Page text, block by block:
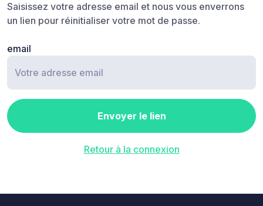
Saisissez votre adresse email et nous vous enverrons
un lien pour réinitialiser votre mot de passe.
email
Envoyer le lien
Retour à la connexion